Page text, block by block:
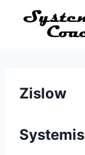
Inhalt
Zislow